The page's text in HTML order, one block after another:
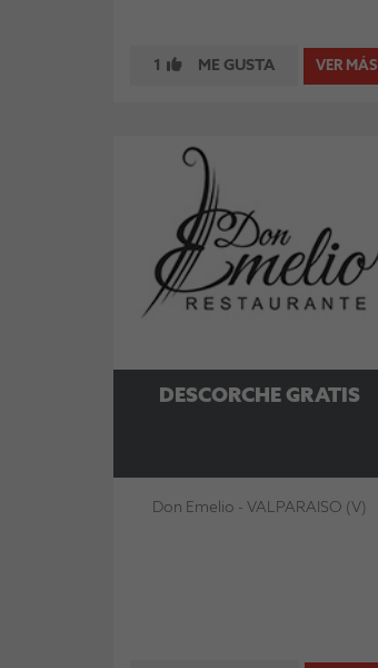
1 ME GUSTA VER MÁS
DESCORCHE GRATIS
Don Emelio - VALPARAISO (V)